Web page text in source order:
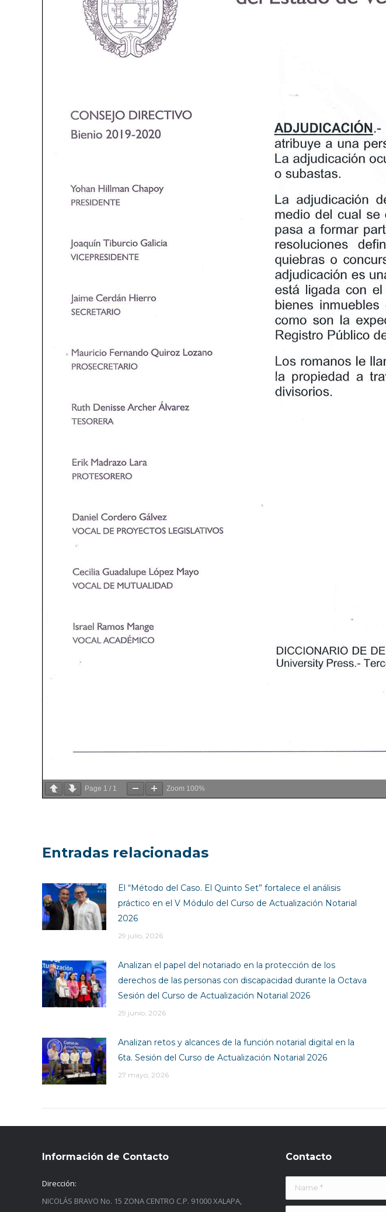
Page 1 / 1 Zoom 100%
Entradas relacionadas
El “Método del Caso. El Quinto Set” fortalece el análisis
práctico en el V Módulo del Curso de Actualización Notarial
2026
29 julio, 2026
Analizan el papel del notariado en la protección de los
derechos de las personas con discapacidad durante la Octava
Sesión del Curso de Actualización Notarial 2026
29 junio, 2026
Analizan retos y alcances de la función notarial digital en la
6ta. Sesión del Curso de Actualización Notarial 2026
27 mayo, 2026
Información de Contacto
Dirección:
NICOLÁS BRAVO No. 15 ZONA CENTRO C.P. 91000 XALAPA,
Contacto
Name *